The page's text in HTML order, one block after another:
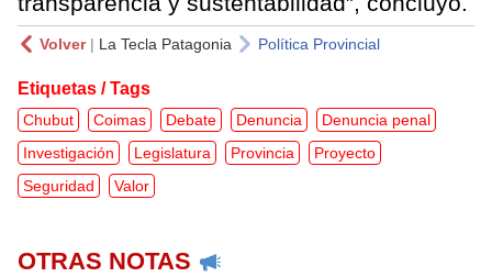
Volver| La Tecla Patagonia Política Provincial
Etiquetas / Tags
Chubut Coimas Debate Denuncia
Denuncia penal
Investigación
Legislatura Provincia
Proyecto
Seguridad
Valor
OTRAS NOTAS